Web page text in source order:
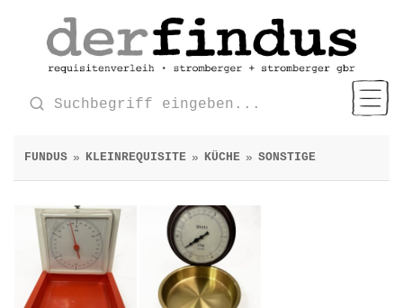
FUNDUS » KLEINREQUISITE » KÜCHE » SONSTIGE